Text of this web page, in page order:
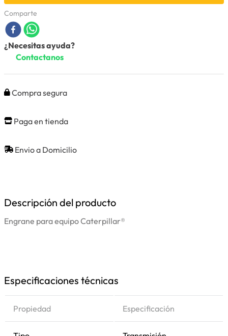
Comparte
¿Necesitas ayuda?
Contactanos
Compra segura
Paga en tienda
Envio a Domicilio
Descripción del producto
Engrane para equipo Caterpillar®
Especificaciones técnicas
Propiedad Especificación